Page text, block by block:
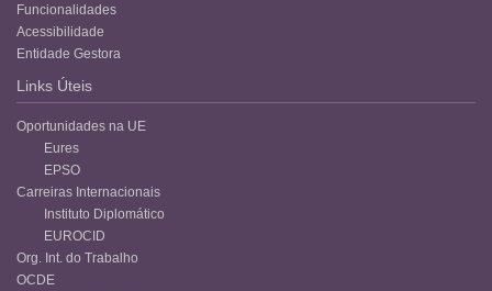
Funcionalidades
Acessibilidade
Entidade Gestora
Links Úteis
Oportunidades na UE
Eures
EPSO
Carreiras Internacionais
Instituto Diplomático
EUROCID
Org. Int. do Trabalho
OCDE